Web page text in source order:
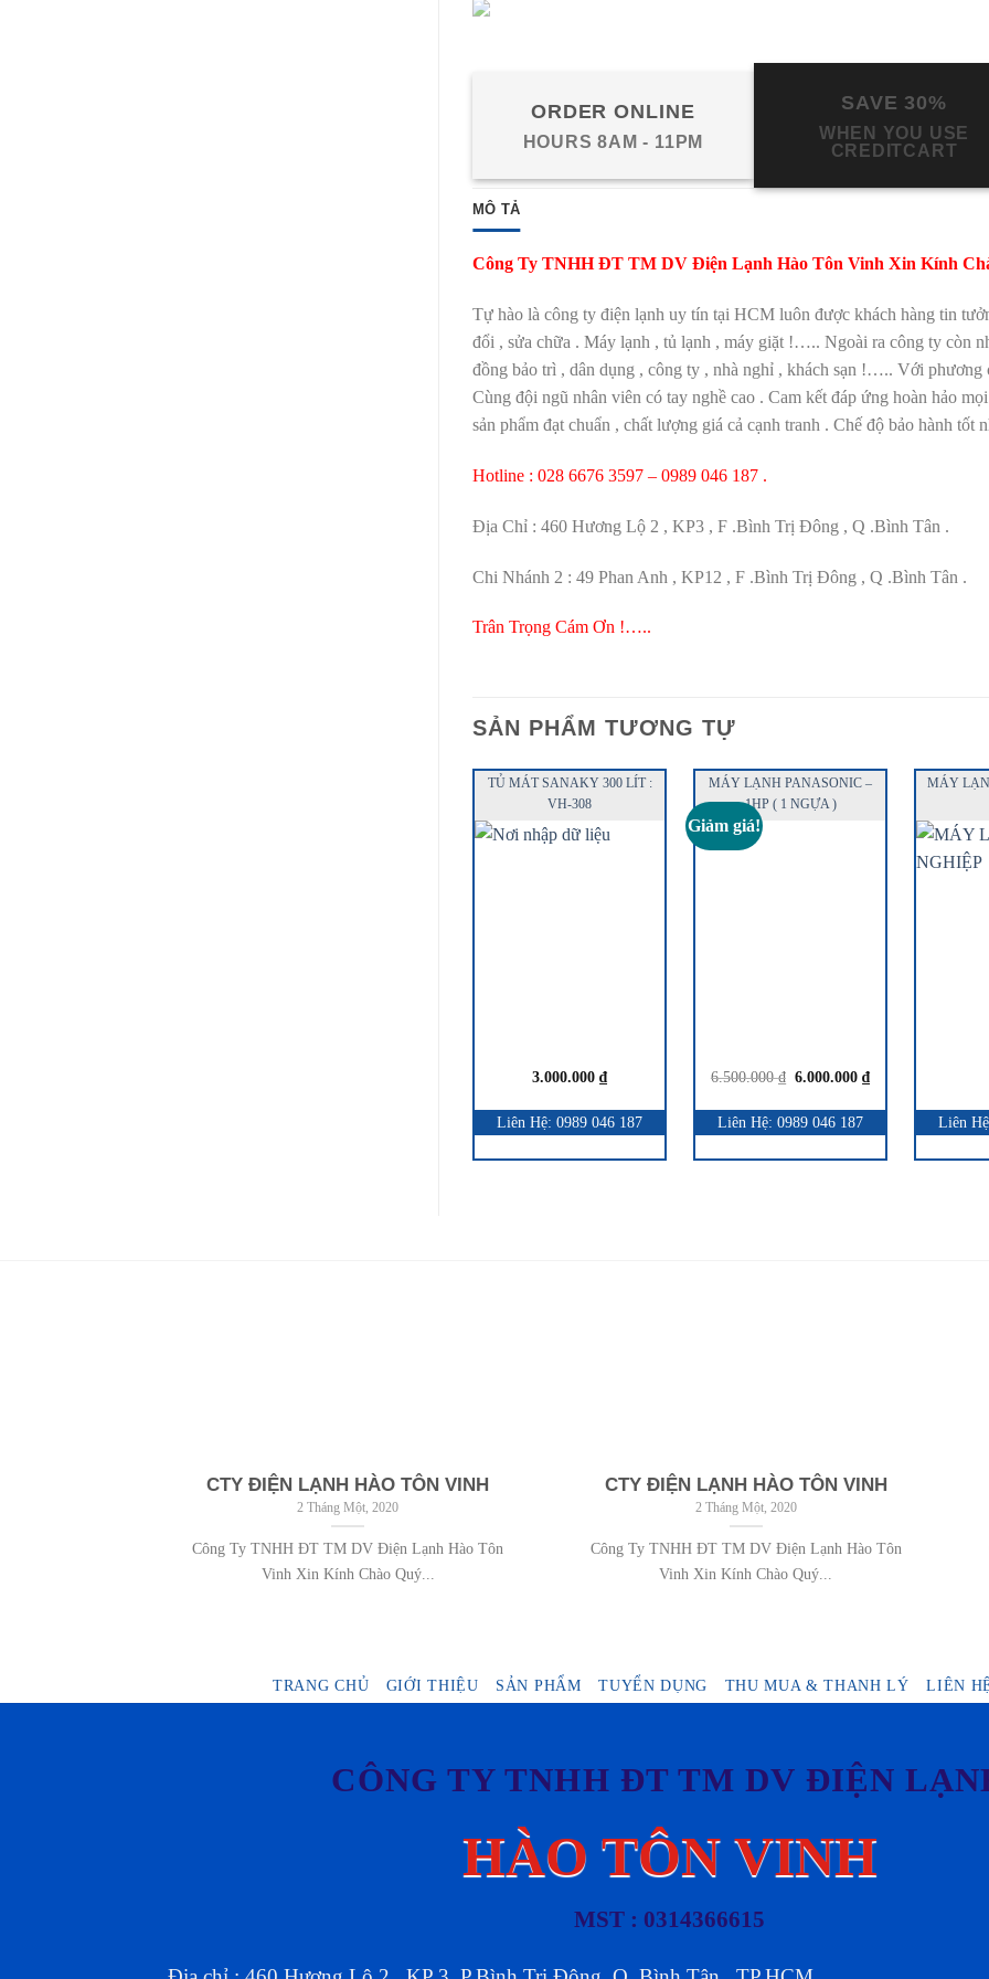
ORDER ONLINE
HOURS 8AM - 11PM
SAVE 30%
WHEN YOU USE
CREDITCART
MÔ TẢ
Công Ty TNHH ĐT TM DV Điện Lạnh Hào Tôn Vinh Xin Kính
Tự hào là công ty điện lạnh uy tín tại HCM luôn được khách hàng tin
đổi , sửa chữa . Máy lạnh , tủ lạnh , máy giặt !….. Ngoài ra công ty còn
đồng bảo trì , dân dụng , công ty , nhà nghỉ , khách sạn !….. Với phương
Cùng đội ngũ nhân viên có tay nghề cao . Cam kết đáp ứng hoàn hảo
sản phẩm đạt chuẩn , chất lượng giá cả cạnh tranh . Chế độ bảo hành tốt
Hotline : 028 6676 3597 – 0989 046 187 .
Địa Chỉ : 460 Hương Lộ 2 , KP3 , F .Bình Trị Đông , Q .Bình Tân .
Chi Nhánh 2 : 49 Phan Anh , KP12 , F .Bình Trị Đông , Q .Bình Tân .
Trân Trọng Cám Ơn !…..
SẢN PHẨM TƯƠNG TỰ
TỦ MÁT SANAKY 300 LÍT :
VH-308
3.000.000 ₫
Liên Hệ: 0989 046 187
Giảm giá!
MÁY LẠNH PANASONIC –
1HP ( 1 NGỰA )
6.500.000₫ 6.000.000₫
Liên Hệ: 0989 046 187
MÁY
Liên
CTY ĐIỆN LẠNH HÀO TÔN VINH
2 Tháng Một, 2020
Công Ty TNHH ĐT TM DV Điện Lạnh Hào Tôn
Vinh Xin Kính Chào Quý...
CTY ĐIỆN LẠNH HÀO TÔN VINH
2 Tháng Một, 2020
Công Ty TNHH ĐT TM DV Điện Lạnh Hào Tôn
Vinh Xin Kính Chào Quý...
TRANG CHỦ GIỚI THIỆU SẢN PHẨM TUYỂN DỤNG THU MUA & THANH LÝ LIÊN
CÔNG TY TNHH ĐT TM DV ĐIỆN
HÀO TÔN VINH
MST : 0314366615